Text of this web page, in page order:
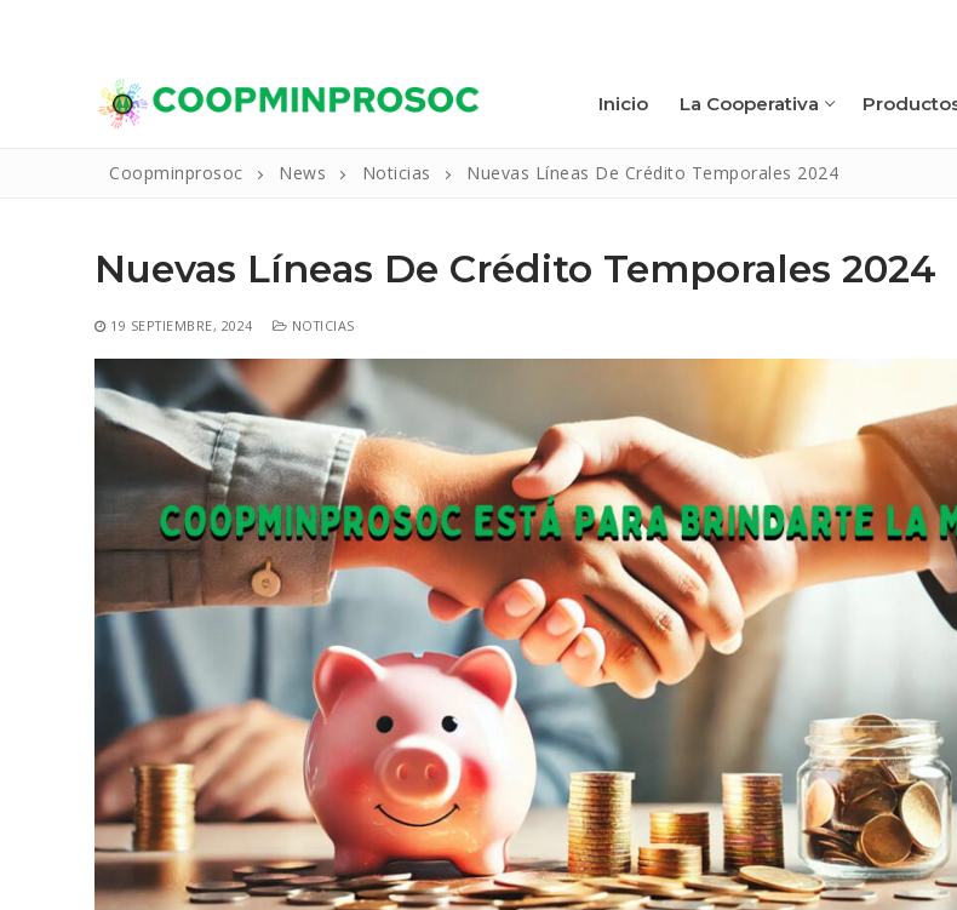
Inicio La Cooperativa
Inicio
La Cooperativa
Reseña Historica
Nuestros Valores
Estatutos y Reglamentos
Órganos de Administración y Control
Productos Y Servicios
Líneas de Crédito
Auxilios Cooperativos
Simulador de Crédito
Noticias
Contacto
Coopminprosoc News Noticias Nuevas Líneas De Crédito Temporales 2024
Nuevas Líneas De Crédito Temporales 2024
19 SEPTIEMBRE, 2024 NOTICIAS